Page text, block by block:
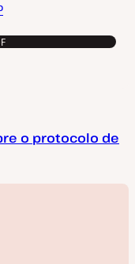
o protocolo de